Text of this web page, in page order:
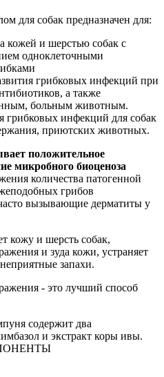
для собак предназначен для:
кожей и шерстью собак с
одноклеточными
грибковых инфекций при
а также
больным животным.
грибковых инфекций для собак
приютских животных.
положительное
микробного биоценоза
количества патогенной
грибов
вызывающие дерматиты у
кожу и шерсть собак,
и зуда кожи, устраняет
запахи.
- это лучший способ
содержит два
и экстракт коры ивы.